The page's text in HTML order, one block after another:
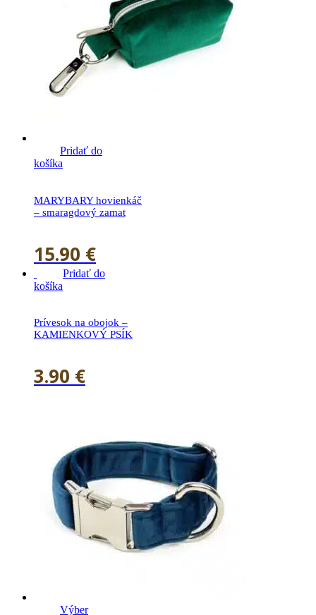
Pridať do
košíka
MARYBARY hovienkáč
– smaragdový zamat
15.90 €
Pridať do
košíka
Prívesok na obojok –
KAMIENKOVÝ PSÍK
3.90 €
Výber